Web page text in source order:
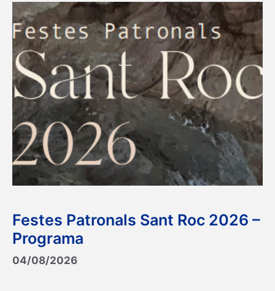
Festes Patronals Sant Roc 2026 –
Programa
04/08/2026